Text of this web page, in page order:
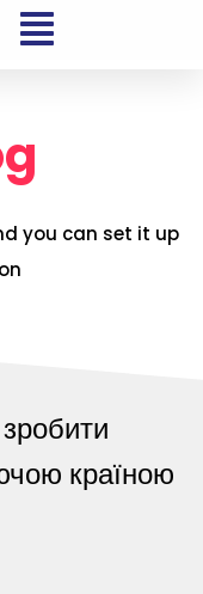
you can set it up
країною